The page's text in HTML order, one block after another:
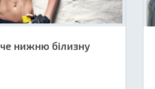
нижню білизну